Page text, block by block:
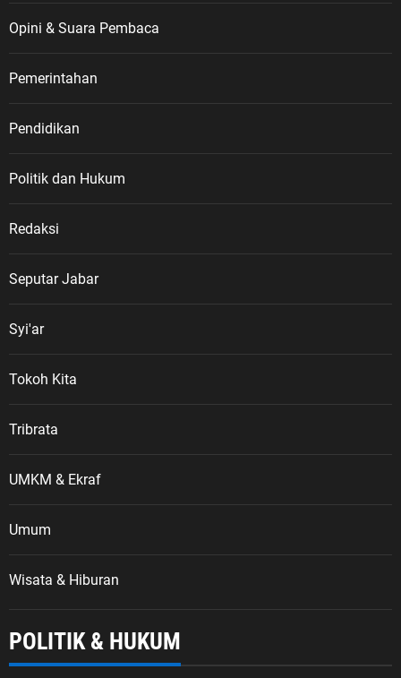
Opini & Suara Pembaca
Pemerintahan
Pendidikan
Politik dan Hukum
Redaksi
Seputar Jabar
Syi'ar
Tokoh Kita
Tribrata
UMKM & Ekraf
Umum
Wisata & Hiburan
POLITIK & HUKUM